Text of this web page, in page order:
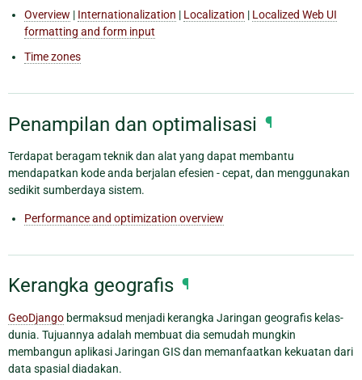
Overview | Internationalization | Localization | Localized Web UI
formatting and form input
Time zones
Penampilan dan optimalisasi ¶
Terdapat beragam teknik dan alat yang dapat membantu
mendapatkan kode anda berjalan efesien - cepat, dan menggunakan
sedikit sumberdaya sistem.
Performance and optimization overview
Kerangka geografis ¶
GeoDjango bermaksud menjadi kerangka Jaringan geografis kelas-
dunia. Tujuannya adalah membuat dia semudah mungkin
membangun aplikasi Jaringan GIS dan memanfaatkan kekuatan dari
data spasial diadakan.